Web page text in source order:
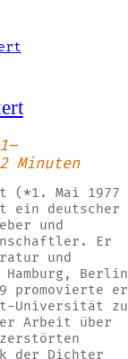
1–
2 Minuten
(*1. Mai 1977
ein deutscher
und
Er
und
Berlin
promovierte er
Universität zu
Arbeit über
der Dichter